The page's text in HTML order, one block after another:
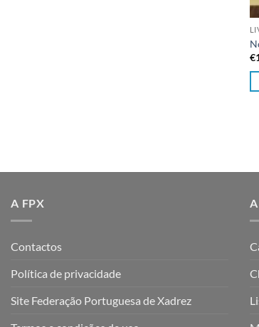
€
A FPX
Contactos
Política de privacidade
Site Federação Portuguesa de Xadrez